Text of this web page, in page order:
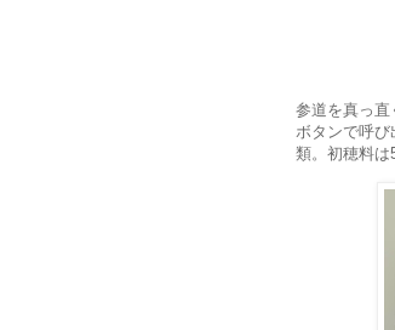
参道を真っ直
ボタンで呼び
類。初穂料は